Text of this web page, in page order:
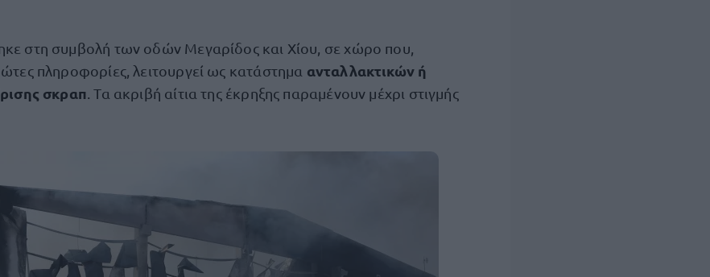
στη συμβολή των οδών Μεγαρίδος και Χίου, σε χώρο που,
πληροφορίες, λειτουργεί ως κατάστημα ανταλλακτικών ή
σκραπ . Τα ακριβή αίτια της έκρηξης παραμένουν μέχρι στιγμής